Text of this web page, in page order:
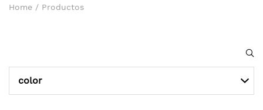
Home / Productos
color